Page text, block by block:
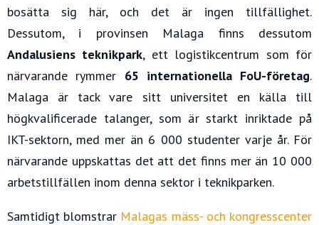
bosätta sig här, och det är ingen tillfällighet.
Dessutom, i provinsen Malaga finns dessutom
Andalusiens teknikpark, ett logistikcentrum som för
närvarande rymmer 65 internationella FoU-företag.
Malaga är tack vare sitt universitet en källa till
högkvalificerade talanger, som är starkt inriktade på
IKT-sektorn, med mer än 6 000 studenter varje år. För
närvarande uppskattas det att det finns mer än 10 000
arbetstillfällen inom denna sektor i teknikparken.
Samtidigt blomstrar Malagas mäss- och kongresscenter